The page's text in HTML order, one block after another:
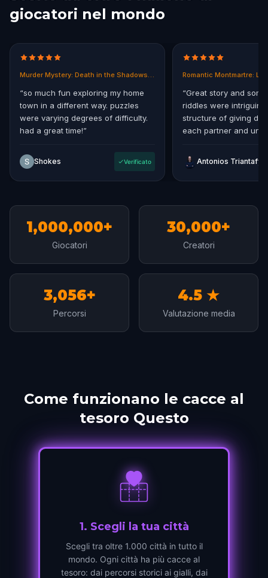
giocatori nel mondo
Murder Mystery: Death in the Shadows in East End, Melbourne
“so much fun exploring my home
town in a different way. puzzles
were varying degrees of difficulty.
had a great time!”
Shokes Verificato
Romantic Montmartre:
“Great story and
riddles were
structure of giving
each partner and
1,000,000+
Giocatori
30,000+
Creatori
3,056+
Percorsi
4.5 ★
Valutazione media
Come funzionano le cacce al
tesoro Questo
1. Scegli la tua città
Scegli tra oltre 1.000 città in tutto il
mondo. Ogni città ha più cacce al
tesoro: dai percorsi storici ai gialli, dai